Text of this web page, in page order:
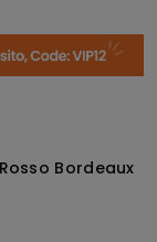
Bordeaux